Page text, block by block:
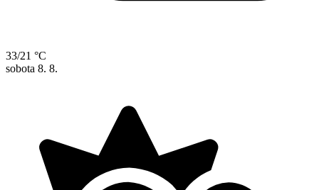
33/21 °C
sobota 8. 8.